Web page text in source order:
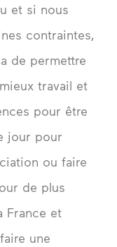
et si nous
contraintes,
de permettre
travail et
pour être
jour pour
ou faire
de plus
France et
une